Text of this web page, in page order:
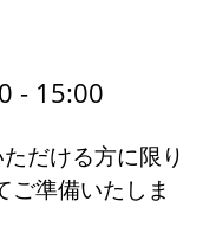
- 15:00
だける方に限り
ご準備いたしま